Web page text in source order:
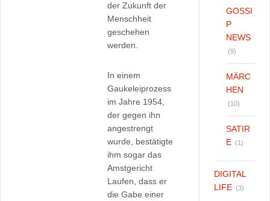
der Zukunft der
Menschheit
geschehen
werden.
In einem
Gaukeleiprozess
im Jahre 1954,
der gegen ihn
angestrengt
wurde, bestätigte
ihm sogar das
Amstgericht
Laufen, dass er
die Gabe einer
GOSSI
P
NEWS
(9)
MÄRC
HEN
(10)
SATIR
E (1)
DIGITAL
LIFE (3)